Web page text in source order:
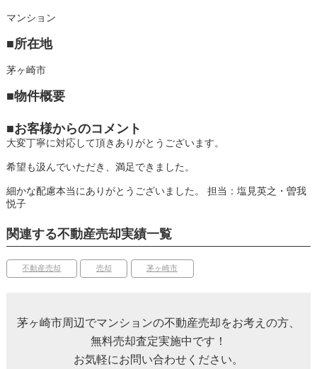
マンション
■所在地
茅ヶ崎市
■物件概要
■お客様からのコメント
大変丁寧に対応して頂きありがとうございます。
希望も汲んでいただき、満足できました。
細かな配慮本当にありがとうございました。 担当：塩見英之・曽我
悦子
関連する不動産売却実績一覧
不動産売却 売却 茅ヶ崎市
茅ヶ崎市周辺でマンションの不動産売却をお考えの方、
無料売却査定実施中です！
お気軽にお問い合わせください。